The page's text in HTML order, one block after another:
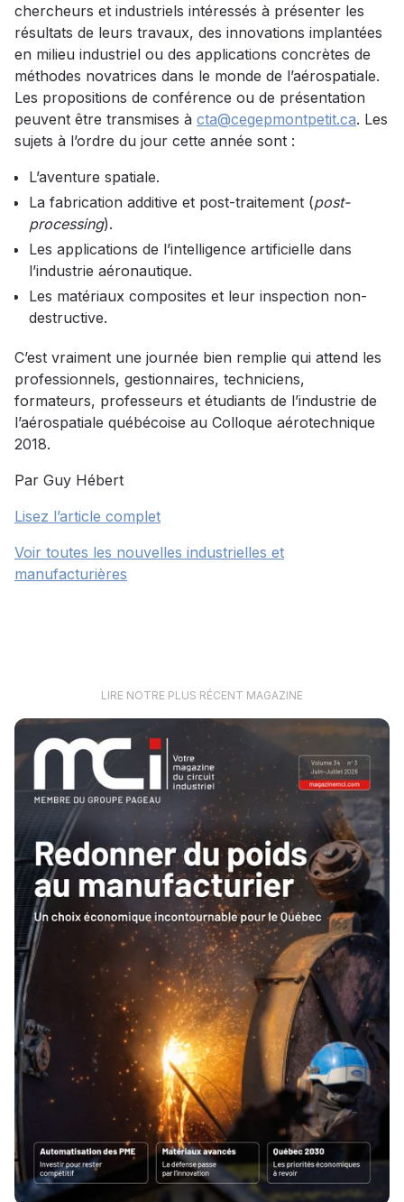
chercheurs et industriels intéressés à présenter les
résultats de leurs travaux, des innovations implantées
en milieu industriel ou des applications concrètes de
méthodes novatrices dans le monde de l’aérospatiale.
Les propositions de conférence ou de présentation
peuvent être transmises à cta@cegepmontpetit.ca. Les
sujets à l’ordre du jour cette année sont :
L’aventure spatiale.
La fabrication additive et post-traitement (post-
processing).
Les applications de l’intelligence artificielle dans
l’industrie aéronautique.
Les matériaux composites et leur inspection non-
destructive.
C’est vraiment une journée bien remplie qui attend les
professionnels, gestionnaires, techniciens,
formateurs, professeurs et étudiants de l’industrie de
l’aérospatiale québécoise au Colloque aérotechnique
2018.
Par Guy Hébert
Lisez l’article complet
Voir toutes les nouvelles industrielles et
manufacturières
LIRE NOTRE PLUS RÉCENT MAGAZINE